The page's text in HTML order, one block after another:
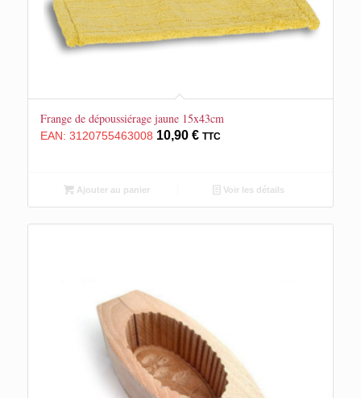
Frange de dépoussiérage jaune 15x43cm
EAN: 3120755463008 10,90 € TTC
Ajouter au panier Voir les détails